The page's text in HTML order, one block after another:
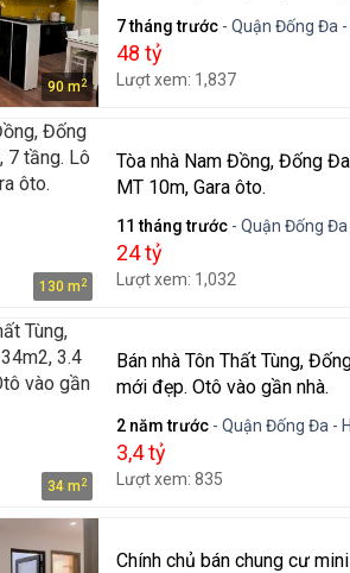
90 m2
7 tháng trước - Quận Đống Đa -
48 tỷ
Lượt xem: 1,837
130 m 2
Tòa nhà Nam Đồng, Đống Đa: 24 tỷ,
MT 10m, Gara ôto.
11 tháng trước - Quận Đống Đa
24 tỷ
Lượt xem: 1,032
34 m 2
Bán nhà Tôn Thất Tùng,
mới đẹp. Otô vào gần nhà.
2 năm trước - Quận Đống Đa -
3,4 tỷ
Lượt xem: 835
Chính chủ bán chung cư